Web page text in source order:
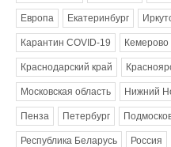
Европа Екатеринбург
Карантин COVID-19 Кемерово
Краснодарский край
Московская область Нижний
Пенза Петербург
Республика Беларусь Россия